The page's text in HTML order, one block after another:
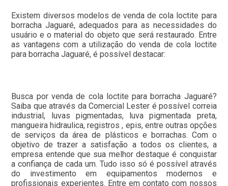
Existem diversos modelos de venda de cola loctite para
borracha Jaguaré, adequados para as necessidades do
usuário e o material do objeto que será restaurado. Entre
as vantagens com a utilização do venda de cola loctite
para borracha Jaguaré, é possível destacar:
Busca por venda de cola loctite para borracha Jaguaré?
Saiba que através da Comercial Lester é possível correia
industrial, luvas pigmentadas, luva pigmentada preta,
mangueira hidraulica, registros , epis, entre outras opções
de serviços da área de plásticos e borrachas. Com o
objetivo de trazer a satisfação a todos os clientes, a
empresa entende que sua melhor destaque é conquistar
a confiança de cada um. Tudo isso só é possível através
do investimento em equipamentos modernos e
profissionais experientes. Entre em contato com nossos